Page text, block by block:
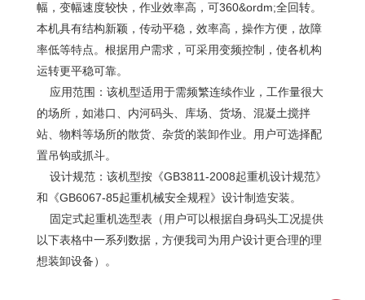
幅，变幅速度较快，作业效率高，可360&ordm;全回转。
本机具有结构新颖，传动平稳，效率高，操作方便，故障
率低等特点。根据用户需求，可采用变频控制，使各机构
运转更平稳可靠。
应用范围：该机型适用于需频繁连续作业，工作量很大
的场所，如港口、内河码头、库场、货场、混凝土搅拌
站、物料等场所的散货、杂货的装卸作业。用户可选择配
置吊钩或抓斗。
设计规范：该机型按《GB3811-2008起重机设计规范》
和《GB6067-85起重机械安全规程》设计制造安装。
固定式起重机选型表（用户可以根据自身码头工况提供
以下表格中一系列数据，方便我司为用户设计更合理的理
想装卸设备）。